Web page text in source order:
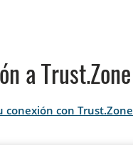
a Trust.Zone
con